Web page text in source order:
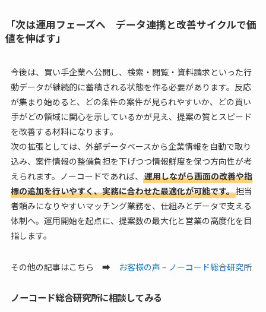
「次は運用フェーズへ データ連携と改善サイクルで価
値を伸ばす」
今後は、買い手企業へ公開し、検索・閲覧・資料請求といった行
動データが継続的に蓄積される状態を作る必要があります。反応
が集まり始めると、どの条件の案件が見られやすいか、どの買い
手がどの領域に関心を示しているかが見え、提案の質とスピード
を改善する材料になります。
次の拡張としては、外部データベースから企業情報を自動で取り
込み、案件情報の整備負担を下げつつ情報鮮度を保つ方向性が考
えられます。ノーコードであれば、 運用しながら画面の改善や指
標の追加を行いやすく、実務に合わせた最適化が可能です。担当
者頼みになりやすいマッチング業務を、仕組みとデータで支える
体制へ。運用開始を起点に、提案数の最大化と営業の高度化を目
指します。
その他の記事はこちら ➡ お客様の声 – ノーコード総合研究所
ノーコード総合研究所に相談してみる